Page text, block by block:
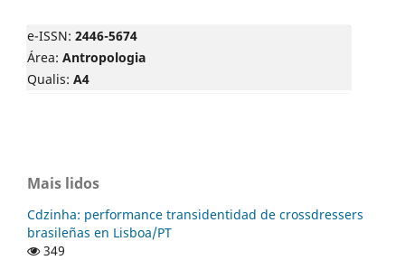
e-ISSN: 2446-5674
Área: Antropologia
Qualis: A4
Mais lidos
Cdzinha: performance transidentidad de crossdressers
brasileñas en Lisboa/PT
349